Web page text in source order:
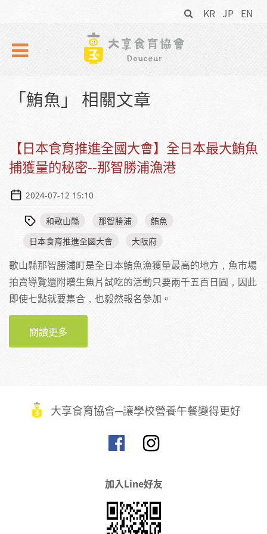
KR JP EN
搜
尋
表
「鮪魚」 相關文章
【日本食育推進全國大會】全日本最大鮪魚
捕獲量的秘密--那智勝浦漁港
2024-07-12 15:10
和歌山縣 那智勝浦
鮪魚
日本食育推進全國大會
大阪府
歌山縣那智勝浦町是全日本鮪魚漁獲量最高的地方，魚市場
拍賣導覽還附贈生魚片試吃的活動只要兩千五百日圓，因此
即使七點就要集合，也毅然報名參加。
閱讀更多
魚捕獲量的秘密--那智勝浦漁港
大享食育協會─讓學校營養午餐變得更好
加入Line好友